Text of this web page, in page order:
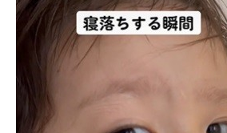
製造業のIT導入・活用を支援
モノづくり技術者専門サイト
エレクトロニクス専門サイト
電子設計の基本と応用